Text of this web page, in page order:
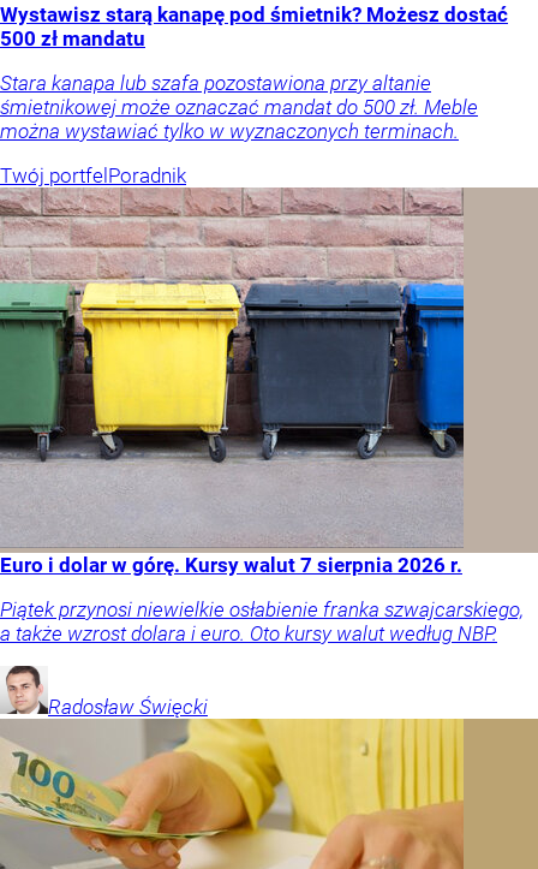
Wystawisz starą kanapę pod śmietnik? Możesz dostać
500 zł mandatu
Stara kanapa lub szafa pozostawiona przy altanie
śmietnikowej może oznaczać mandat do 500 zł. Meble
można wystawiać tylko w wyznaczonych terminach.
Twój portfelPoradnik
Euro i dolar w górę. Kursy walut 7 sierpnia 2026 r.
Piątek przynosi niewielkie osłabienie franka szwajcarskiego,
a także wzrost dolara i euro. Oto kursy walut według NBP.
Radosław Święcki